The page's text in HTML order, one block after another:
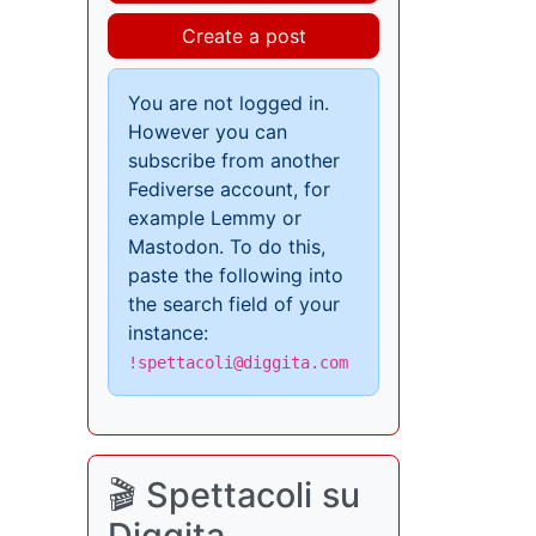
Create a post
You are not logged in.
However you can
subscribe from another
Fediverse account, for
example Lemmy or
Mastodon. To do this,
paste the following into
the search field of your
instance:
!spettacoli@diggita.com
🎬 Spettacoli su